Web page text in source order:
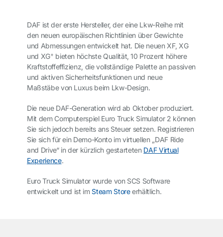
DAF ist der erste Hersteller, der eine Lkw-Reihe mit
den neuen europäischen Richtlinien über Gewichte
und Abmessungen entwickelt hat. Die neuen XF, XG
und XG+ bieten höchste Qualität, 10 Prozent höhere
Kraftstoffeffizienz, die vollständige Palette an passiven
und aktiven Sicherheitsfunktionen und neue
Maßstäbe von Luxus beim Lkw-Design.
Die neue DAF-Generation wird ab Oktober produziert.
Mit dem Computerspiel Euro Truck Simulator 2 können
Sie sich jedoch bereits ans Steuer setzen. Registrieren
Sie sich für ein Demo-Konto im virtuellen „DAF Ride
and Drive“ in der kürzlich gestarteten DAF Virtual
Experience.
Euro Truck Simulator wurde von SCS Software
entwickelt und ist im Steam Storeerhältlich.